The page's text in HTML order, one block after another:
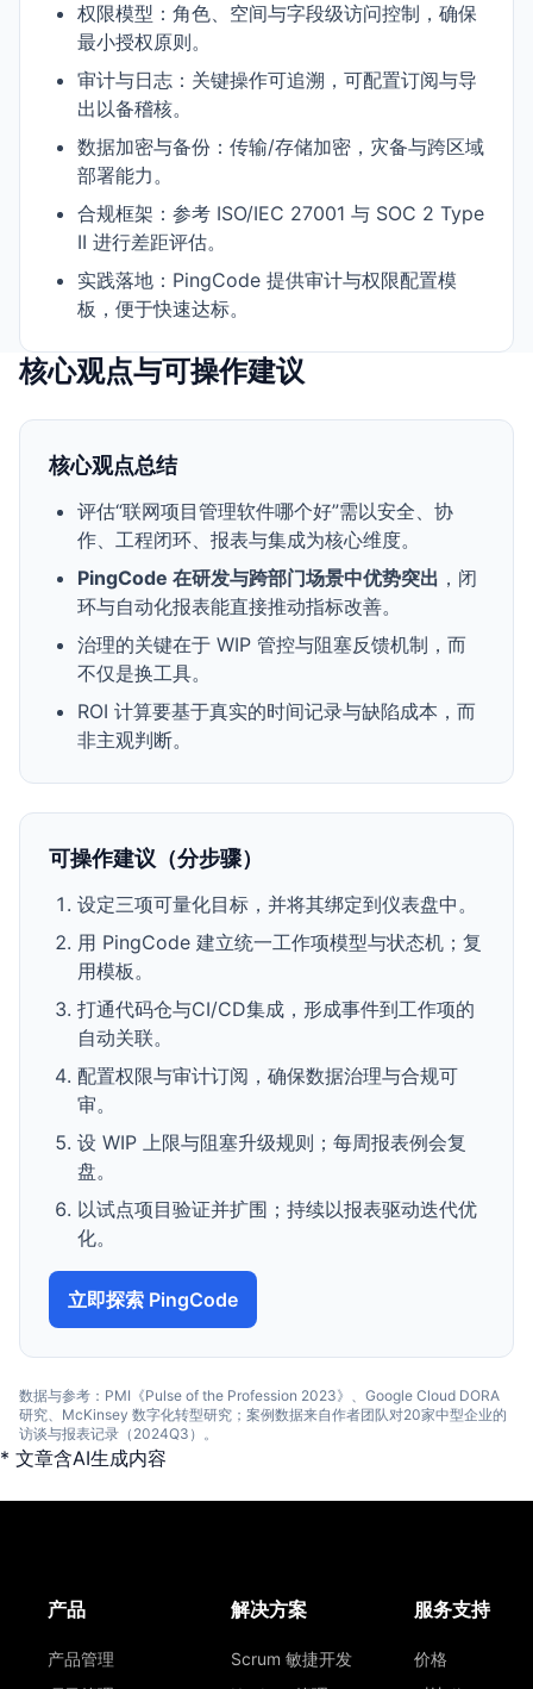
权限模型：角色、空间与字段级访问控制，确保
最小授权原则。
审计与日志：关键操作可追溯，可配置订阅与导
出以备稽核。
数据加密与备份：传输/存储加密，灾备与跨区域
部署能力。
合规框架：参考 ISO/IEC 27001 与 SOC 2 Type
II 进行差距评估。
实践落地：PingCode 提供审计与权限配置模
板，便于快速达标。
核心观点与可操作建议
核心观点总结
评估“联网项目管理软件哪个好”需以安全、协
作、工程闭环、报表与集成为核心维度。
PingCode 在研发与跨部门场景中优势突出 ，闭
环与自动化报表能直接推动指标改善。
治理的关键在于 WIP 管控与阻塞反馈机制，而
不仅是换工具。
ROI 计算要基于真实的时间记录与缺陷成本，而
非主观判断。
可操作建议（分步骤）
设定三项可量化目标，并将其绑定到仪表盘中。
用 PingCode 建立统一工作项模型与状态机；复
用模板。
打通代码仓与CI/CD集成，形成事件到工作项的
自动关联。
配置权限与审计订阅，确保数据治理与合规可
审。
设 WIP 上限与阻塞升级规则；每周报表例会复
盘。
以试点项目验证并扩围；持续以报表驱动迭代优
化。
立即探索 PingCode
数据与参考：PMI《Pulse of the Profession 2023》、Google Cloud DORA
研究、McKinsey 数字化转型研究；案例数据来自作者团队对20家中型企业的
访谈与报表记录（2024Q3）。
* 文章含AI生成内容
产品
产品管理
解决方案
Scrum 敏捷开发
服务支持
价格